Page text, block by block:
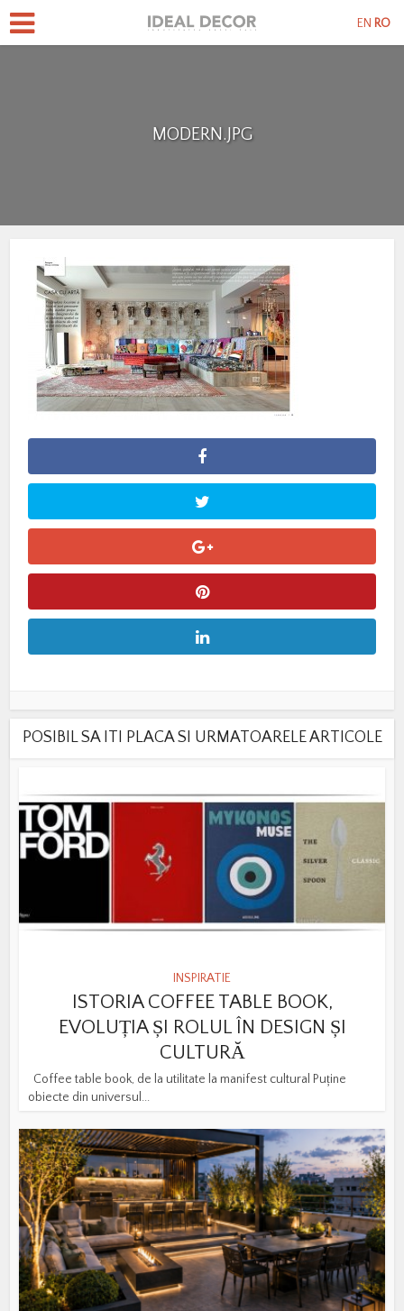
MODERN.JPG
POSIBIL SA ITI PLACA SI URMATOARELE ARTICOLE
INSPIRATIE
ISTORIA COFFEE TABLE BOOK,
EVOLUȚIA ȘI ROLUL ÎN DESIGN ȘI
CULTURĂ
Coffee table book, de la utilitate la manifest cultural Puține
obiecte din universul...
EN RO